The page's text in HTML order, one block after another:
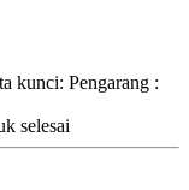
kunci: Pengarang :
selesai